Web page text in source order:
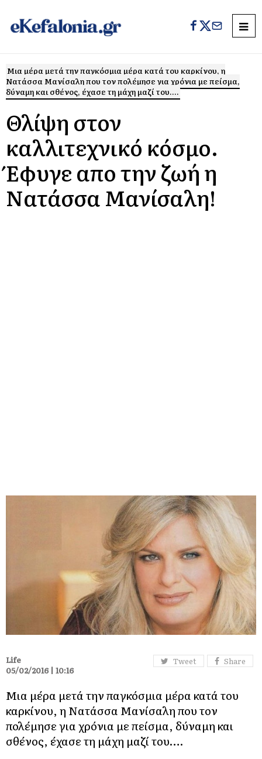
Μια μέρα μετά την παγκόσμια μέρα κατά του καρκίνου, η
Νατάσσα Μανίσαλη που τον πολέμησε για χρόνια με πείσμα,
δύναμη και σθένος, έχασε τη μάχη μαζί του....
Θλίψη στον
καλλιτεχνικό κόσμο.
Έφυγε απο την ζωή η
Νατάσσα Μανίσαλη!
Tweet Share
Life
05/02/2016 | 10:16
Μια μέρα μετά την παγκόσμια μέρα κατά του
καρκίνου, η Νατάσσα Μανίσαλη που τον
πολέμησε για χρόνια με πείσμα, δύναμη και
σθένος, έχασε τη μάχη μαζί του….